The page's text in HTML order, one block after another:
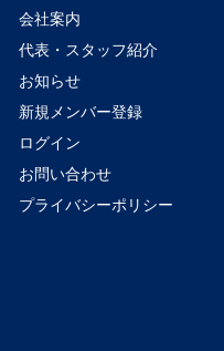
会社案内
代表・スタッフ紹介
お知らせ
新規メンバー登録
ログイン
お問い合わせ
プライバシーポリシー